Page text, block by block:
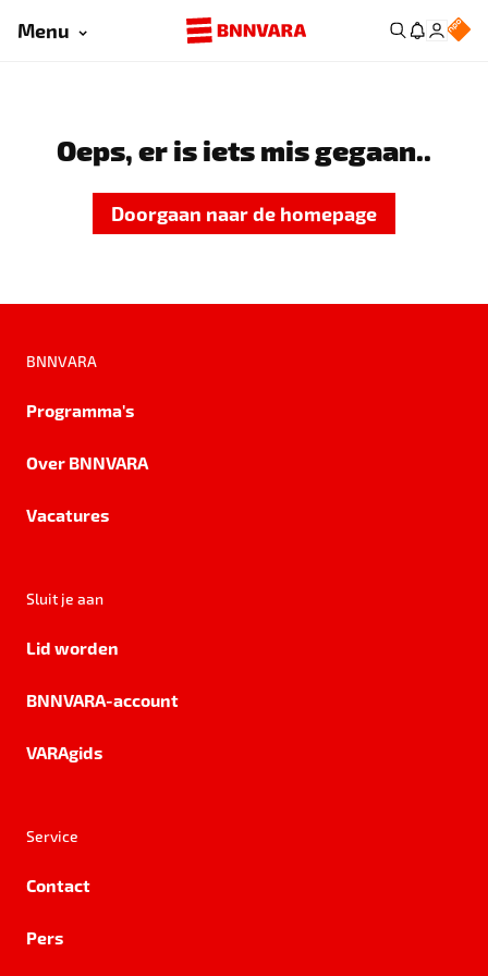
Menu
Oeps, er is iets mis gegaan..
Doorgaan naar de homepage
BNNVARA
Programma's
Over BNNVARA
Vacatures
Sluit je aan
Lid worden
BNNVARA-account
VARAgids
Service
Contact
Pers